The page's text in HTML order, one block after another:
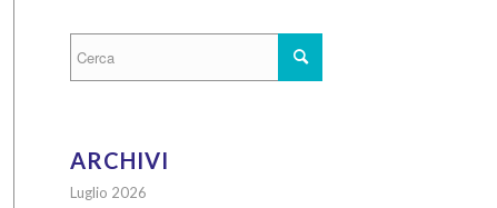
ARCHIVI
Luglio 2026